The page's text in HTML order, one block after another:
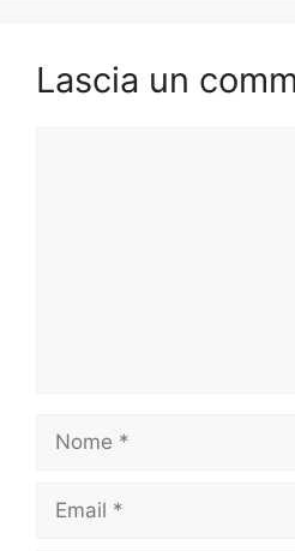
Lascia un
Nome
Email